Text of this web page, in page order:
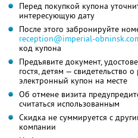
Перед покупкой купона
интересующую дату
После этого забронируйте
reception@imperial-
код купона
Предъявите документ,
гостя, детям — свидетельство
электронный купон на месте
Об отмене визита
считаться использованным
Скидка не суммируется с
компании